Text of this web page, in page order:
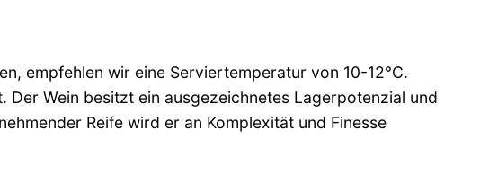
empfehlen wir eine Serviertemperatur von 10-12°C.
Der Wein besitzt ein ausgezeichnetes Lagerpotenzial und
Reife wird er an Komplexität und Finesse